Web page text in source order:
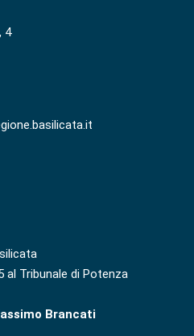
4
al Tribunale di Potenza
Brancati